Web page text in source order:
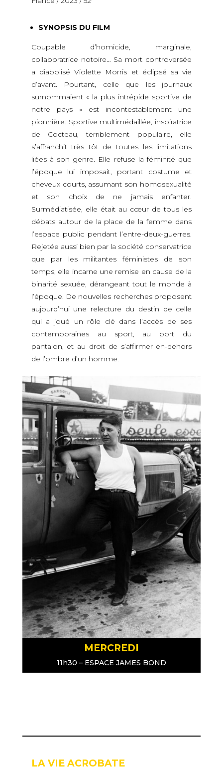
SYNOPSIS DU FILM
Coupable d’homicide, marginale,
collaboratrice notoire… Sa mort controversée
a diabolisé Violette Morris et éclipsé sa vie
d’avant. Pourtant, celle que les journaux
surnommaient « la plus intrépide sportive de
notre pays » est incontestablement une
pionnière. Sportive multimédaillée, inspiratrice
de Cocteau, terriblement populaire, elle
s’affranchit très tôt de toutes les limitations
liées à son genre. Elle refuse la féminité que
l’époque lui imposait, portant costume et
cheveux courts, assumant son homosexualité
et son choix de ne jamais enfanter.
Surmédiatisée, elle était au cœur de tous les
débats autour de la place de la femme dans
l’espace public pendant l’entre-deux-guerres.
Rejetée aussi bien par la société conservatrice
que par les militantes féministes de son
temps, elle incarne une remise en cause de la
binarité sexuée, dérangeant tout le monde à
l’époque. De nouvelles recherches proposent
aujourd’hui une relecture du destin de celle
qui a joué un rôle clé dans l’accès de ses
contemporaines au sport, au port du
pantalon, et au droit de s’affirmer en-dehors
de l’ombre d’un homme.
MERCREDI
11h30 – ESPACE JAMES BOND
LA VIE ACROBATE